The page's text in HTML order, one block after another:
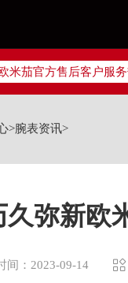
米茄官方售后客户服
后服务中心最新网点
136号天津国际金融
>腕表资讯>
久弥新欧
间：2023-09-14 